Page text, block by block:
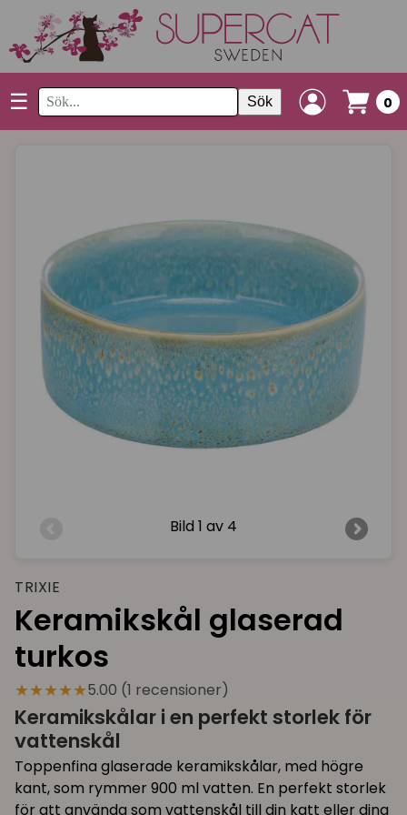
☰ Sök 0
Bild 1 av 4
TRIXIE
Keramikskål glaserad
turkos
★★★★★5.00 (1 recensioner)
Keramikskålar i en perfekt storlek för
vattenskål
Toppenfina glaserade keramikskålar, med högre
kant, som rymmer 900 ml vatten. En perfekt storlek
för att använda som vattenskål till din katt eller dina